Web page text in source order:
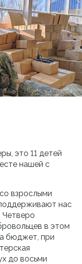
это 11 детей
нашей с
взрослыми
нас
Четверо
в этом
бюджет, при
до восьми